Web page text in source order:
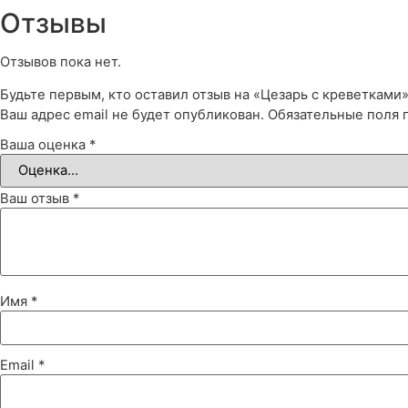
Отзывы
Отзывов пока нет.
Будьте первым, кто оставил отзыв на «Цезарь с креветками»
Ваш адрес email не будет опубликован. Обязательные поля
Ваша оценка *
Ваш отзыв *
Имя *
Email *